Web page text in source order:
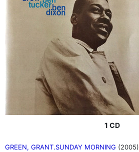
1 CD
GREEN, GRANT.SUNDAY MORNING (2005)